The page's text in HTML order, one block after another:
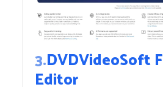
3.DVDVideoSoft
Editor